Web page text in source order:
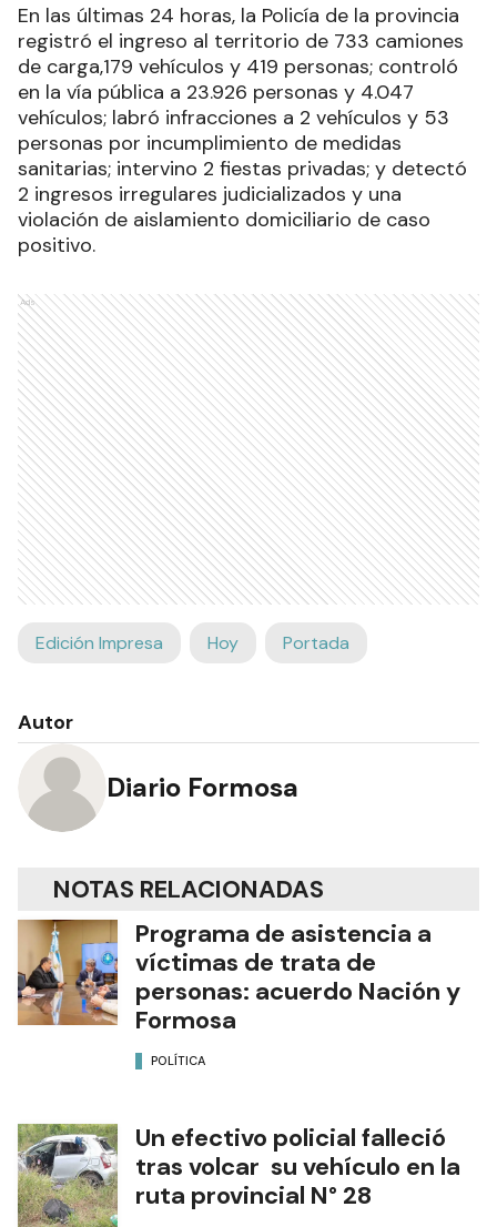
En las últimas 24 horas, la Policía de la provincia
registró el ingreso al territorio de 733 camiones
de carga,179 vehículos y 419 personas; controló
en la vía pública a 23.926 personas y 4.047
vehículos; labró infracciones a 2 vehículos y 53
personas por incumplimiento de medidas
sanitarias; intervino 2 fiestas privadas; y detectó
2 ingresos irregulares judicializados y una
violación de aislamiento domiciliario de caso
positivo.
Ads
Edición Impresa Hoy Portada
Autor
Diario Formosa
NOTAS RELACIONADAS
Programa de asistencia a
víctimas de trata de
personas: acuerdo Nación y
Formosa
POLÍTICA
Un efectivo policial falleció
tras volcar su vehículo en la
ruta provincial N° 28